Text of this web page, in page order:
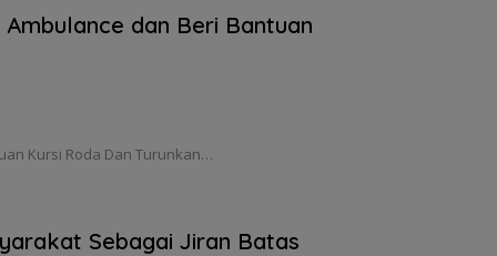
dan Beri Bantuan
Kursi Roda Dan Turunkan…
Sebagai Jiran Batas